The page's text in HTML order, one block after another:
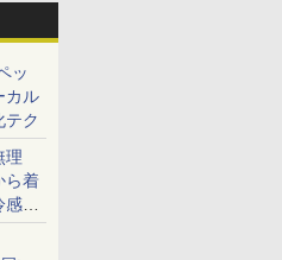
ッ
カル
テク
理
ら着
グ